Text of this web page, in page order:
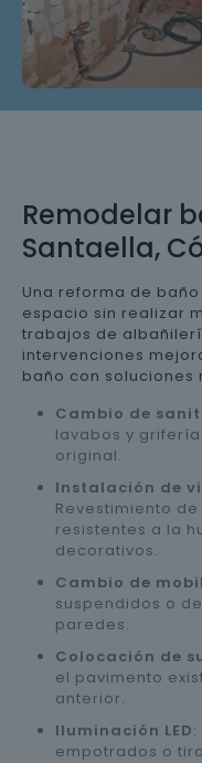
Remodelar
Santaella,
Una reforma de
espacio sin realizar
trabajos de
intervenciones
baño con soluciones
Cambio de
lavabos y
original.
Instalación de
Revestimiento
resistentes a la
decorativos.
Cambio de
suspendidos o
paredes.
Colocación de
el pavimento
anterior.
Iluminación LED
empotrados o